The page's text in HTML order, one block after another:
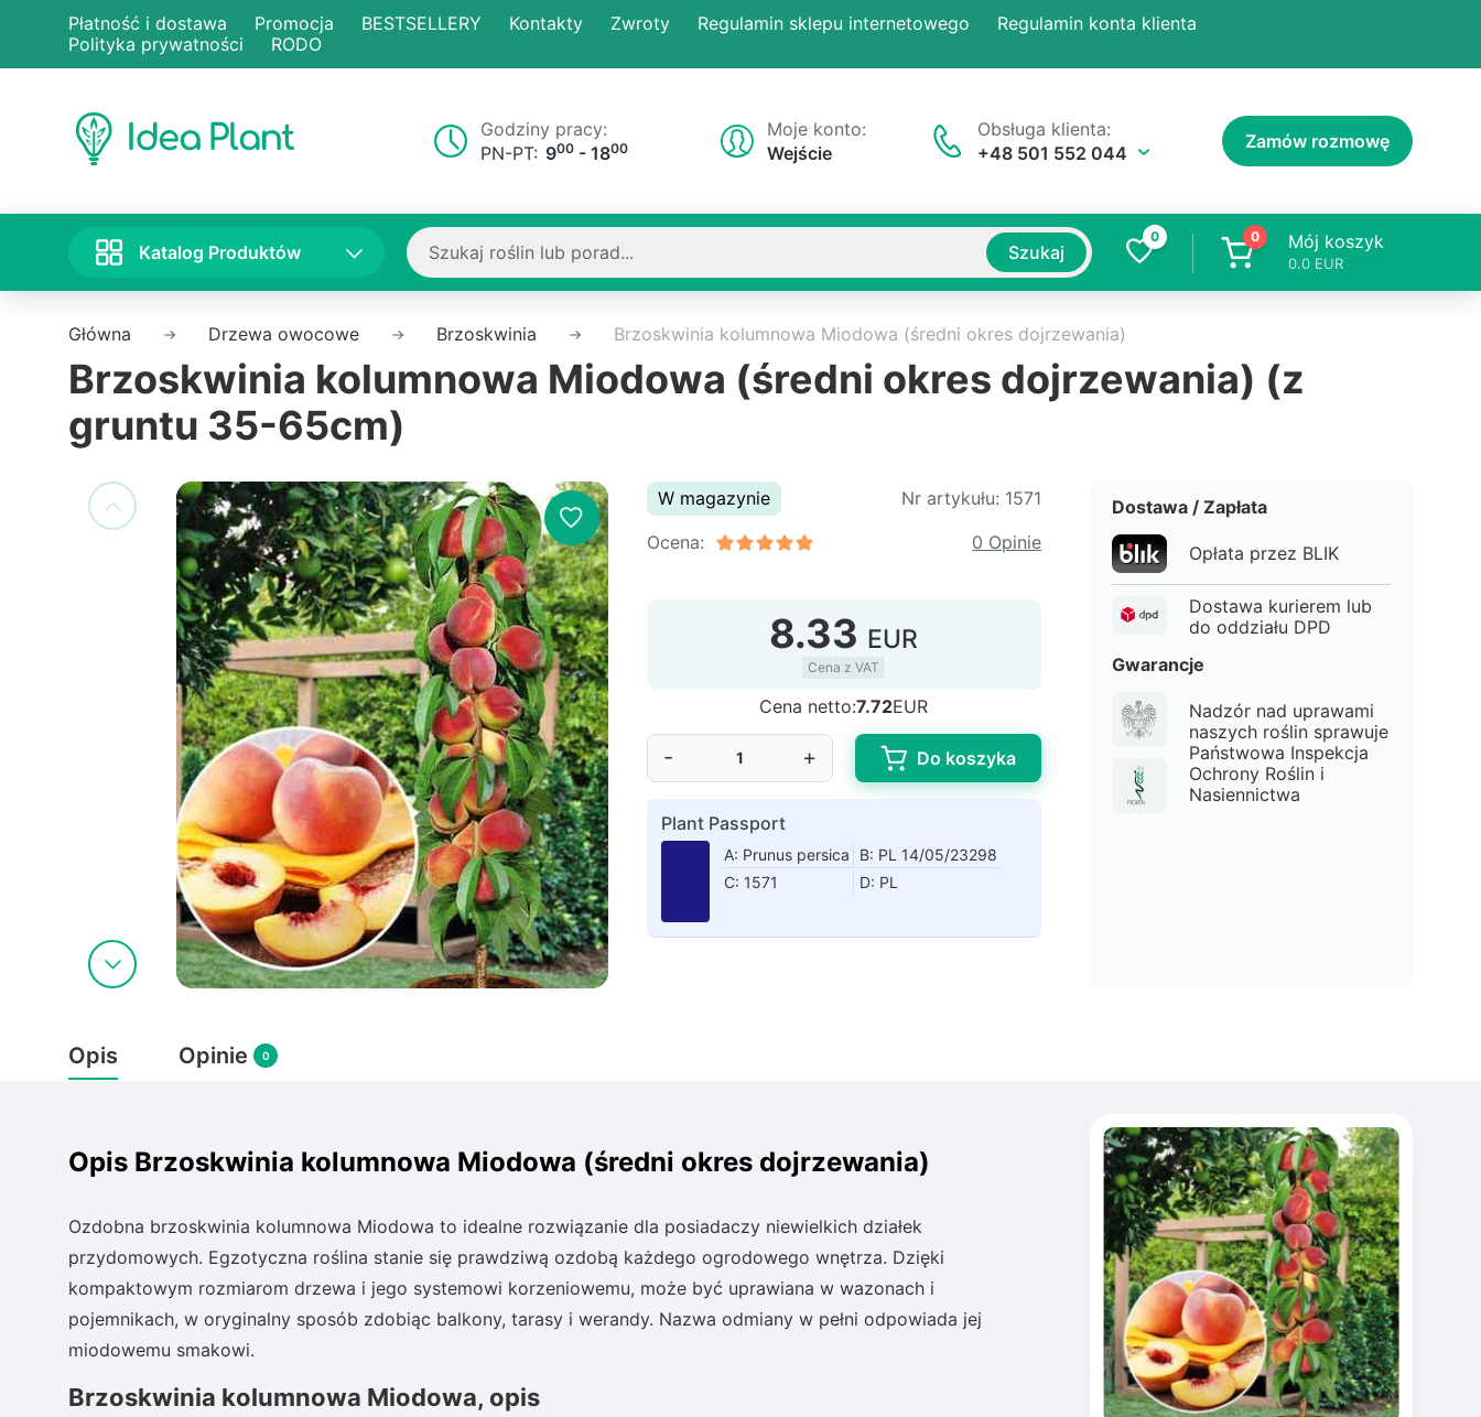
Płatność i dostawa Promocja BESTSELLERY Kontakty Zwroty Regulamin sklepu internetowego
Regulamin konta klienta
Polityka prywatności
RODO
Godziny pracy:
PN-PT: 900 - 1800
Obsługa klienta:
+48 501 552 044
Moje konto:
Wejście
Zamów rozmowę
Katalog Produktów Szukaj
0 0 Mój koszyk
0.0 EUR
Główna Drzewa owocowe Brzoskwinia Brzoskwinia kolumnowa Miodowa (średni okres dojrzewania)
Brzoskwinia kolumnowa Miodowa (średni okres dojrzewania) (z
gruntu 35-65cm)
W magazynie Nr artykułu: 1571
Ocena:
0 Opinie
8.33 EUR
Cena z VAT
Cena netto:7.72EUR
- + Do koszyka
Plant Passport
A: Prunus persica
B: PL 14/05/23298
C: 1571
D: PL
Dostawa / Zapłata
Opłata przez BLIK
Dostawa kurierem lub
do oddziału DPD
Gwarancje
Nadzór nad uprawami
naszych roślin sprawuje
Państwowa Inspekcja
Ochrony Roślin i
Nasiennictwa
Opis Opinie 0
Opis Brzoskwinia kolumnowa Miodowa (średni okres dojrzewania)
Ozdobna brzoskwinia kolumnowa Miodowa to idealne rozwiązanie dla posiadaczy niewielkich działek
przydomowych. Egzotyczna roślina stanie się prawdziwą ozdobą każdego ogrodowego wnętrza. Dzięki
kompaktowym rozmiarom drzewa i jego systemowi korzeniowemu, może być uprawiana w wazonach i
pojemnikach, w oryginalny sposób zdobiąc balkony, tarasy i werandy. Nazwa odmiany w pełni odpowiada jej
miodowemu smakowi.
Brzoskwinia kolumnowa Miodowa, opis